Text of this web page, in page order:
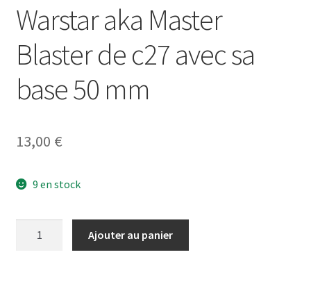
Warstar aka Master
Blaster de c27 avec sa
base 50 mm
13,00 €
9 en stock
Ajouter au panier